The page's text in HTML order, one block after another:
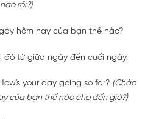
rồi?)
hôm nay của bạn thế nào?
đó từ giữa ngày đến cuối ngày.
your day going so far? (Chào
của bạn thế nào cho đến giờ?)